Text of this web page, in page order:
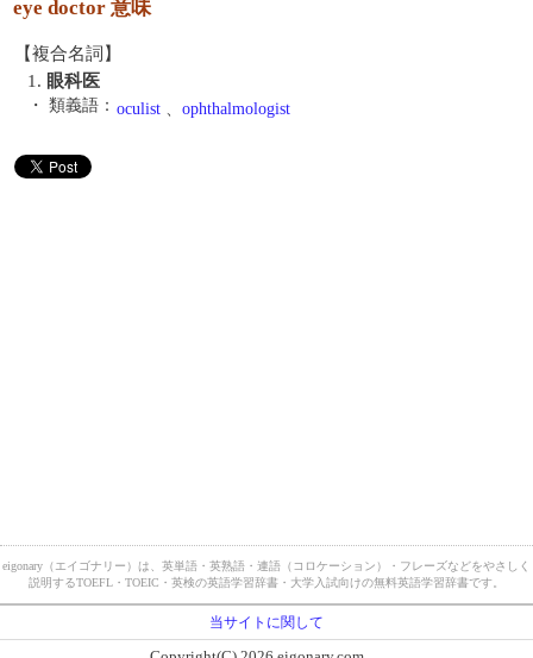
eye doctor 意味
【複合名詞】
1. 眼科医
・ 類義語： oculist 、 ophthalmologist
eigonary（エイゴナリー）は、英単語・英熟語・連語（コロケーション）・フレーズなどをやさしく
説明するTOEFL・TOEIC・英検の英語学習辞書・大学入試向けの無料英語学習辞書です。
当サイトに関して